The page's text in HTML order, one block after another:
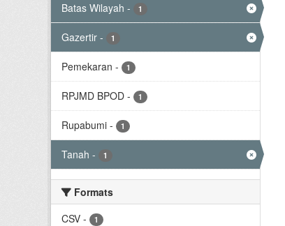
Batas Wilayah - 1
Gazertir - 1
Pemekaran - 1
RPJMD BPOD - 1
Rupabumi - 1
Tanah - 1
Formats
CSV - 1